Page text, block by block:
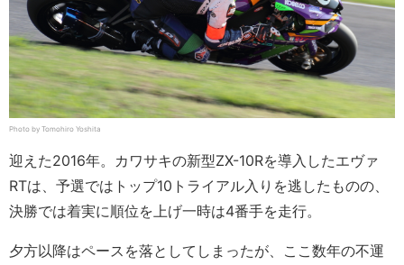
Photo by Tomohiro Yoshita
迎えた2016年。カワサキの新型ZX-10Rを導入したエヴァ
RTは、予選ではトップ10トライアル入りを逃したものの、
決勝では着実に順位を上げ一時は4番手を走行。
夕方以降はペースを落としてしまったが、ここ数年の不運